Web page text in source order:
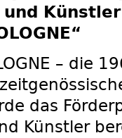
Künstler
– die
das
Künstler